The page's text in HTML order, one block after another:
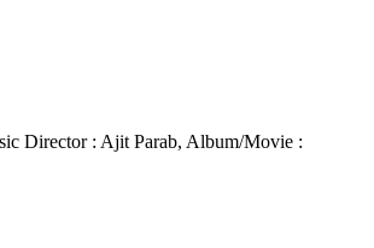
Director : Ajit Parab, Album/Movie :